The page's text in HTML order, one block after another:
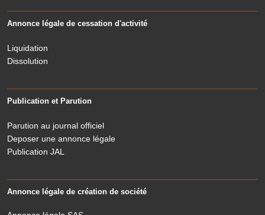
Annonce légale de cessation d'activité
Liquidation
Dissolution
Publication et Parution
Parution au journal officiel
Deposer une annonce légale
Publication JAL
Annonce légale de création de société